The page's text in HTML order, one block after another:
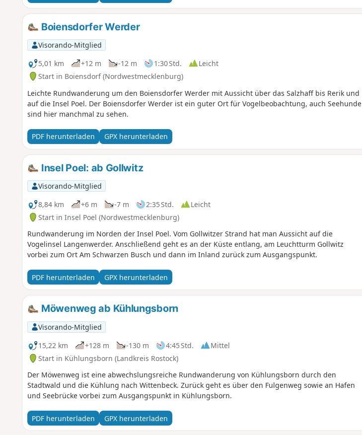
Boiensdorfer Werder
Visorando-Mitglied
5,01 km
+12 m -12 m 1:30 Std.
Leicht
Start in Boiensdorf (Nordwestmecklenburg)
Leichte Rundwanderung um den Boiensdorfer Werder mit Aussicht über das Salzhaff bis Rerik und
auf die Insel Poel. Der Boiensdorfer Werder ist ein guter Ort für Vogelbeobachtung, auch Seehunde
sind hier manchmal zu sehen.
PDF herunterladen GPX herunterladen
Insel Poel: ab Gollwitz
Visorando-Mitglied
8,84 km
+6 m -7 m 2:35 Std.
Leicht
Start in Insel Poel (Nordwestmecklenburg)
Rundwanderung im Norden der Insel Poel. Vom Gollwitzer Strand hat man Aussicht auf die
Vogelinsel Langenwerder. Anschließend geht es an der Küste entlang, am Leuchtturm Gollwitz
vorbei zum Ort Am Schwarzen Busch und dann im Inland zurück zum Ausgangspunkt.
PDF herunterladen GPX herunterladen
Möwenweg ab Kühlungsborn
Visorando-Mitglied
15,22 km
+128 m -130 m 4:45 Std.
Mittel
Start in Kühlungsborn (Landkreis Rostock)
Der Möwenweg ist eine abwechslungsreiche Rundwanderung von Kühlungsborn durch den
Stadtwald und die Kühlung nach Wittenbeck. Zurück geht es über den Fulgenweg sowie an Hafen
und Seebrücke vorbei zum Ausgangspunkt in Kühlungsborn.
PDF herunterladen GPX herunterladen